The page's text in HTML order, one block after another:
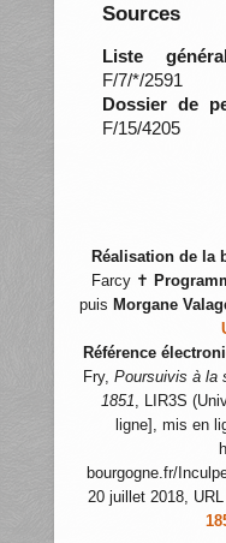
Sources
Liste
F/7/*/2591
Dossier de
F/15/4205
Réalisation de la
Farcy ✝
puis Morgane
Référence
Fry, Poursuivis à la
1851, LIR3S
ligne], mis en
bourgogne.fr/
20 juillet 2018, URL